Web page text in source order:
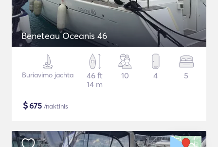
Beneteau Oceanis 46
Buriavimo jachta
46 ft
14 m
10 4 5
$675 /naktinis